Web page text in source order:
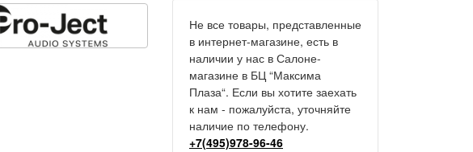
Не все товары, представленные
в интернет-магазине, есть в
наличии у нас в Салоне-
магазине в БЦ “Максима
Плаза“. Если вы хотите заехать
к нам - пожалуйста, уточняйте
наличие по телефону.
+7(495)978-96-46